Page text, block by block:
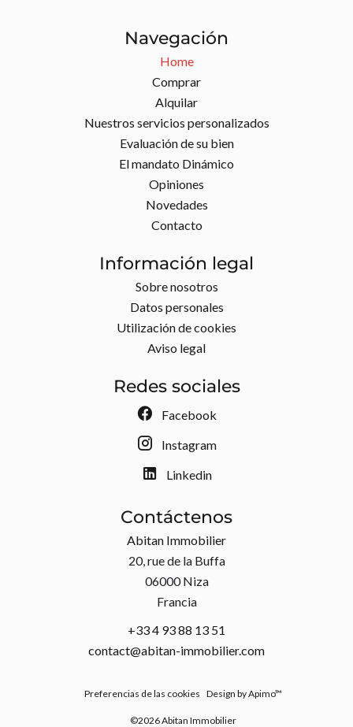
Navegación
Home
Comprar
Alquilar
Nuestros servicios personalizados
Evaluación de su bien
El mandato Dinámico
Opiniones
Novedades
Contacto
Información legal
Sobre nosotros
Datos personales
Utilización de cookies
Aviso legal
Redes sociales
Facebook
Instagram
Linkedin
Contáctenos
Abitan Immobilier
20, rue de la Buffa
06000Niza
Francia
+33 4 93 88 13 51
contact@abitan-immobilier.com
Preferencias de las cookies Design byApimo™
©2026 Abitan Immobilier